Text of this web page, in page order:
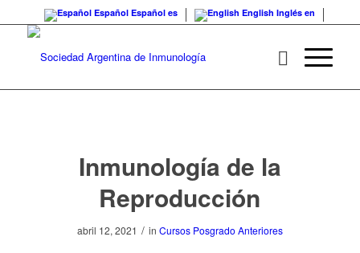
Español Español es English Inglés en
Inmunología de la
Reproducción
abril 12, 2021 / in Cursos Posgrado Anteriores